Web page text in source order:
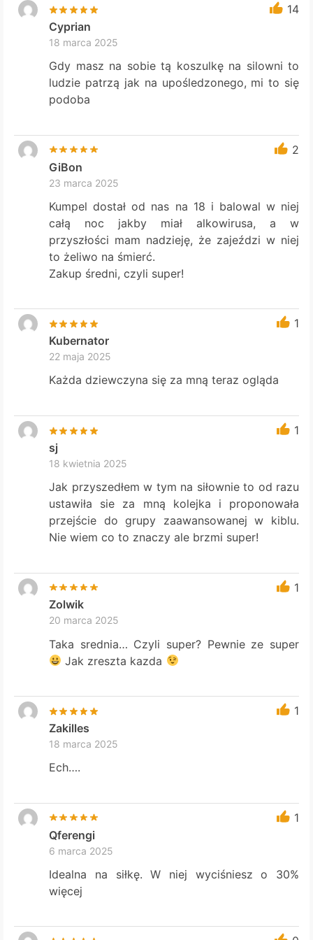
14
Cyprian
18 marca 2025
Gdy masz na sobie tą koszulkę na silowni to
ludzie patrzą jak na upośledzonego, mi to się
podoba
2
GiBon
23 marca 2025
Kumpel dostał od nas na 18 i balowal w niej
całą noc jakby miał alkowirusa, a w
przyszłości mam nadzieję, że zajeździ w niej
to żeliwo na śmierć.
Zakup średni, czyli super!
1
Kubernator
22 maja 2025
Każda dziewczyna się za mną teraz ogląda
1
sj
18 kwietnia 2025
Jak przyszedłem w tym na siłownie to od razu
ustawiła sie za mną kolejka i proponowała
przejście do grupy zaawansowanej w kiblu.
Nie wiem co to znaczy ale brzmi super!
1
Zolwik
20 marca 2025
Taka srednia… Czyli super? Pewnie ze super
Jak zreszta kazda
1
Zakilles
18 marca 2025
Ech….
1
Qferengi
6 marca 2025
Idealna na siłkę. W niej wyciśniesz o 30%
więcej